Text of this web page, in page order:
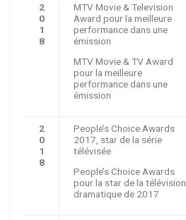
2
0
1
8
MTV Movie & Television
Award pour la meilleure
performance dans une
émission
MTV Movie & TV Award
pour la meilleure
performance dans une
émission
2
0
1
8
People’s Choice Awards
2017, star de la série
télévisée
People’s Choice Awards
pour la star de la télévision
dramatique de 2017